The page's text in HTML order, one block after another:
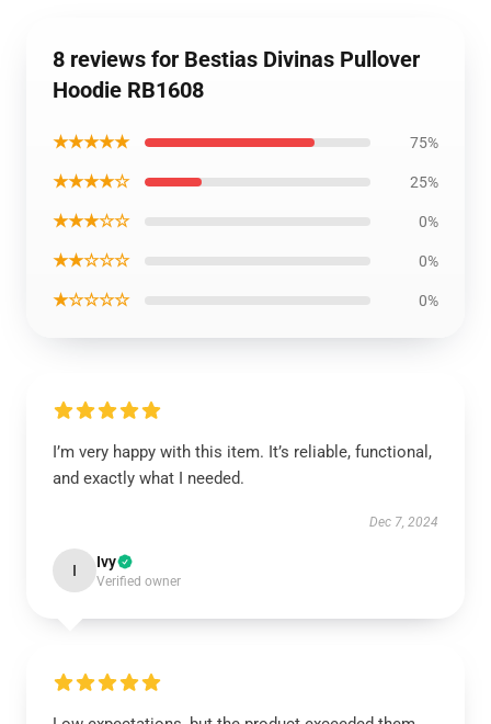
8 reviews for Bestias Divinas Pullover
Hoodie RB1608
★★★★★ 75%
★★★★☆ 25%
★★★☆☆ 0%
★★☆☆☆ 0%
★☆☆☆☆ 0%
I’m very happy with this item. It’s reliable, functional,
and exactly what I needed.
Dec 7, 2024
I Ivy
Verified owner